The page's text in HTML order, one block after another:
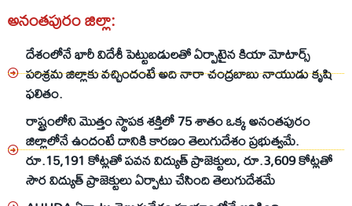
అనంతపురం జిల్లా:
దేశంలోనే భారీ విదేశీ పెట్టుబడులతో ఏర్పాటైన కియా మోటార్స్
పరిశ్రమ జిల్లాకు వచ్చిందంటే అది నారా చంద్రబాబు నాయుడు కృషి
ఫలితం.
రాష్ట్రంలోని మొత్తం స్థాపక శక్తిలో 75 శాతం ఒక్క అనంతపురం
జిల్లాలోనే ఉందంటే దానికి కారణం తెలుగుదేశం ప్రభుత్వమే.
రూ.15,191 కోట్లతో పవన విద్యుత్ ప్రాజెక్టులు, రూ.3,609 కోట్లతో
సౌర విద్యుత్ ప్రాజెక్టులు ఏర్పాటు చేసింది తెలుగుదేశమే